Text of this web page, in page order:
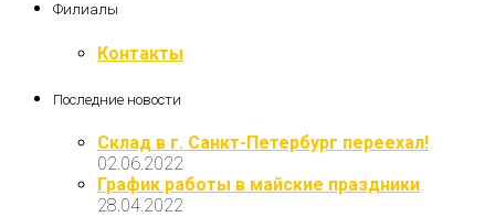
Филиалы
Контакты
Последние новости
Склад в г. Санкт-Петербург переехал!
02.06.2022
График работы в майские праздники
28.04.2022